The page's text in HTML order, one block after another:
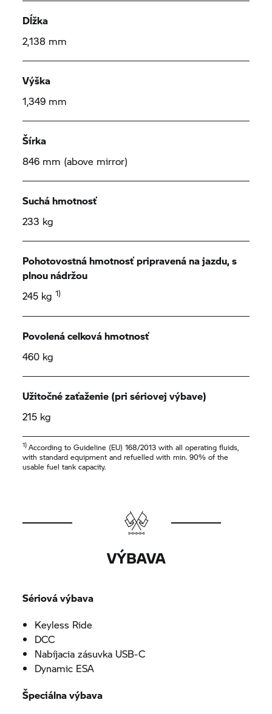
Dĺžka
2,138 mm
Výška
1,349 mm
Šírka
846 mm (above mirror)
Suchá hmotnosť
233 kg
Pohotovostná hmotnosť pripravená na jazdu, s
plnou nádržou
245 kg1)
Povolená celková hmotnosť
460 kg
Užitočné zaťaženie (pri sériovej výbave)
215 kg
1) According to Guideline (EU) 168/2013 with all operating fluids,
with standard equipment and refuelled with min. 90% of the
usable fuel tank capacity.
VÝBAVA
Sériová výbava
Keyless Ride
DCC
Nabíjacia zásuvka USB-C
Dynamic ESA
Špeciálna výbava